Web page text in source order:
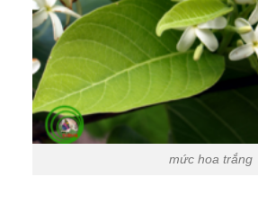
mức hoa trắng